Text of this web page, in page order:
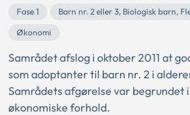
Fase 1
Barn nr. 2 eller 3, Biologisk barn,
Økonomi
Samrådet afslog i oktober 2011 at
som adoptanter til barn nr. 2 i
Samrådets afgørelse var begrundet
økonomiske forhold.